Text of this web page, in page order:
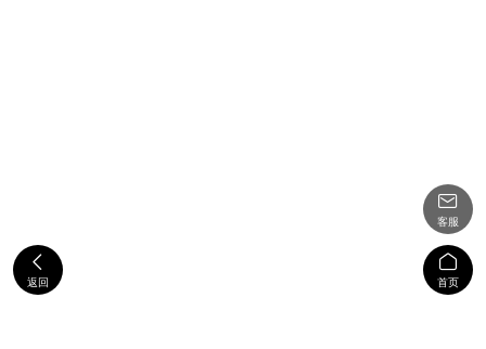

返回

客服

首页